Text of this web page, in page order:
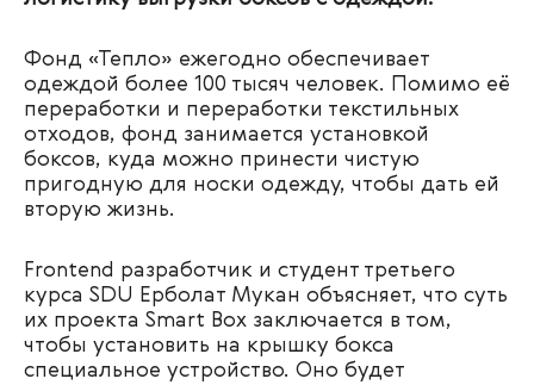
Фонд «Тепло» ежегодно обеспечивает
одеждой более 100 тысяч человек. Помимо её
переработки и переработки текстильных
отходов, фонд занимается установкой
боксов, куда можно принести чистую
пригодную для носки одежду, чтобы дать ей
вторую жизнь.
Frontend разработчик и студент третьего
курса SDU Ерболат Мукан объясняет, что суть
их проекта Smart Box заключается в том,
чтобы установить на крышку бокса
специальное устройство. Оно будет